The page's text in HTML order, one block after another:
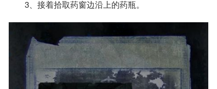
3、接着拾取药窗边沿上的药瓶。